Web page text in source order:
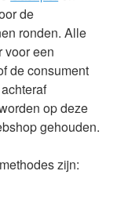
de
ronden. Alle
voor een
de consument
op deze
gehouden.
zijn: